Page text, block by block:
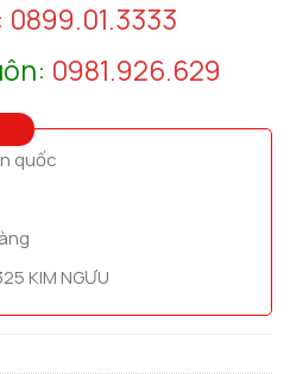
0899.01.3333
0981.926.629
quốc
KIM NGƯU